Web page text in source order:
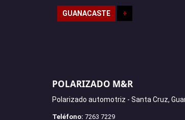
GUANACASTE +
POLARIZADO M&R
Polarizado automotriz - Santa Cruz,
Teléfono: 7263 7229